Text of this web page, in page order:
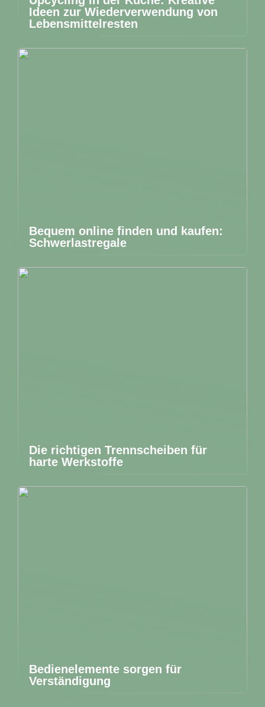
Ideen zur Wiederverwendung von
Lebensmittelresten
Bequem online finden und kaufen:
Schwerlastregale
Die richtigen Trennscheiben für
harte Werkstoffe
Bedienelemente sorgen für
Verständigung